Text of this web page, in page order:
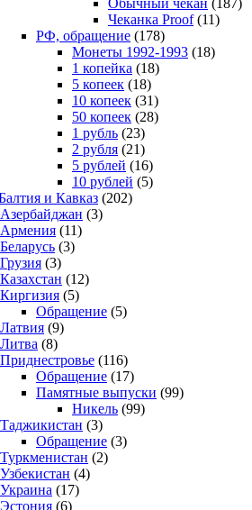
Чеканка Proof(11)
РФ, обращение (178)
Монеты 1992-1993 (18)
1 копейка (18)
5 копеек (18)
10 копеек (31)
50 копеек (28)
1 рубль (23)
2 рубля (21)
5 рублей (16)
10 рублей (5)
и Кавказ (202)
Азербайджан (3)
Армения (11)
Беларусь (3)
Грузия (3)
Казахстан (12)
Киргизия (5)
Обращение (5)
Латвия (9)
Литва (8)
Приднестровье (116)
Обращение (17)
Памятные выпуски (99)
Никель (99)
Таджикистан (3)
Обращение (3)
Туркменистан (2)
Узбекистан (4)
Украина (17)
Эстония (6)